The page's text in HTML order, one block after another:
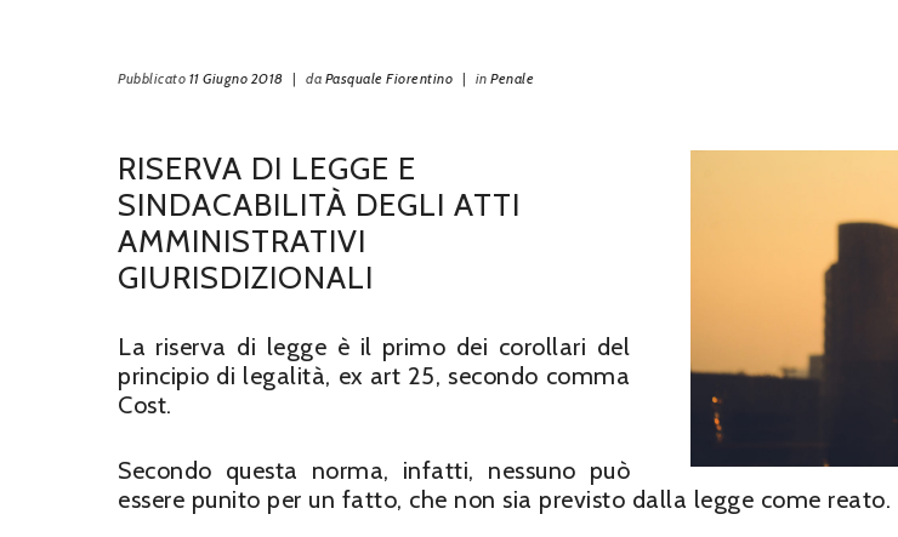
Pubblicato 11 Giugno 2018 | da Pasquale Fiorentino | in Penale
RISERVA DI LEGGE E
SINDACABILITÀ DEGLI ATTI
AMMINISTRATIVI
GIURISDIZIONALI
La riserva di legge è il primo dei corollari del
principio di legalità, ex art 25, secondo comma
Cost.
Secondo questa norma, infatti, nessuno può
essere punito per un fatto, che non sia previsto dalla legge come reato.